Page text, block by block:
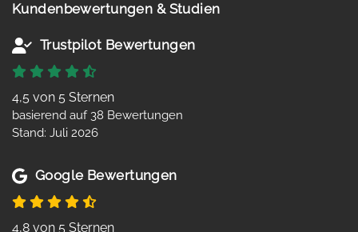
Kundenbewertungen & Studien
Trustpilot Bewertungen
4,5 von 5 Sternen
basierend auf 38 Bewertungen
Stand: Juli 2026
Google Bewertungen
4,8 von 5 Sternen